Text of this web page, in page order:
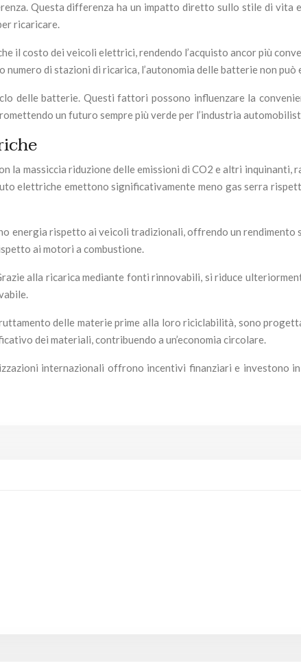
Questa differenza ha un impatto diretto sullo stile di vita
ricaricare.
il costo dei veicoli elettrici, rendendo l’acquisto ancor più
di stazioni di ricarica, l’autonomia delle batterie non
delle batterie. Questi fattori possono influenzare la
un futuro sempre più verde per l’industria
la massiccia riduzione delle emissioni di CO2 e altri inquinanti,
elettriche emettono significativamente meno gas serra
energia rispetto ai veicoli tradizionali, offrendo un
ai motori a combustione.
alla ricarica mediante fonti rinnovabili, si riduce
delle materie prime alla loro riciclabilità, sono
dei materiali, contribuendo a un’economia circolare.
internazionali offrono incentivi finanziari e investono